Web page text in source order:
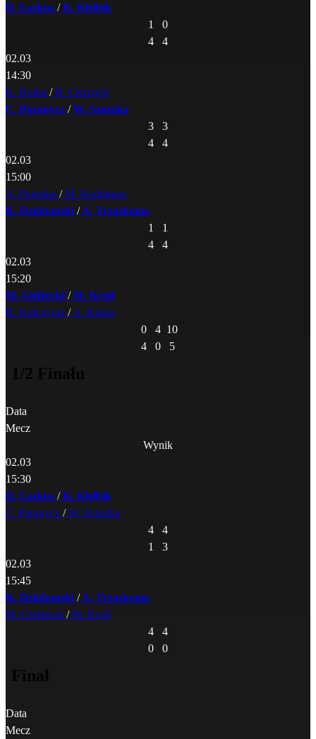
D. Laskus /K. Kiełbik
1
0
4
4
02.03
14:30
K. Kalita /B. Cierzuch
C. Paranycz /W. Szuszka
3
3
4
4
02.03
15:00
A. Pajestka /M. Rodriguez
K. Dziubanski /A. Trzaskoma
1
1
4
4
02.03
15:20
M. Giełżecki /M. Kroll
B. Kulczycki /A. Kukla
0
4 10
4
0 5
1/2 Finału
Data
Mecz
Wynik
02.03
15:30
D. Laskus /K. Kiełbik
C. Paranycz /W. Szuszka
4
4
1
3
02.03
15:45
K. Dziubanski /A. Trzaskoma
M. Giełżecki /M. Kroll
4
4
0
0
Finał
Data
Mecz